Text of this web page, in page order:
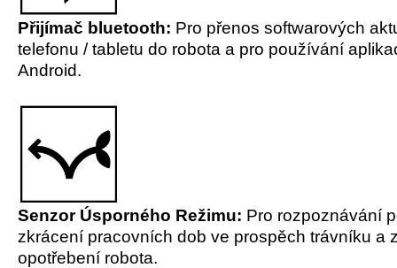
Přijímač bluetooth: Pro přenos softwarových
telefonu / tabletu do robota a pro používání
Android.
Senzor Úsporného Režimu: Pro rozpoznávání
zkrácení pracovních dob ve prospěch trávníku a
opotřebení robota.